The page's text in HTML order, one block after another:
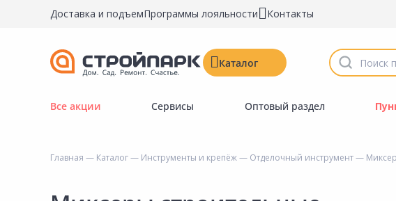
Доставка и подъемПрограммы лояльности Контакты
Каталог
Строительные материалы
Инструменты и крепёж
Все акции Сервисы Оптовый раздел
Главная — Каталог— Инструменты и крепёж— Отделочный инструмент—